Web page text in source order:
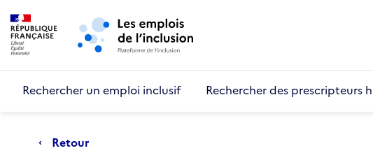
Aller au menu principal
Rechercher un emploi inclusif Rechercher des prescripteurs
Retour